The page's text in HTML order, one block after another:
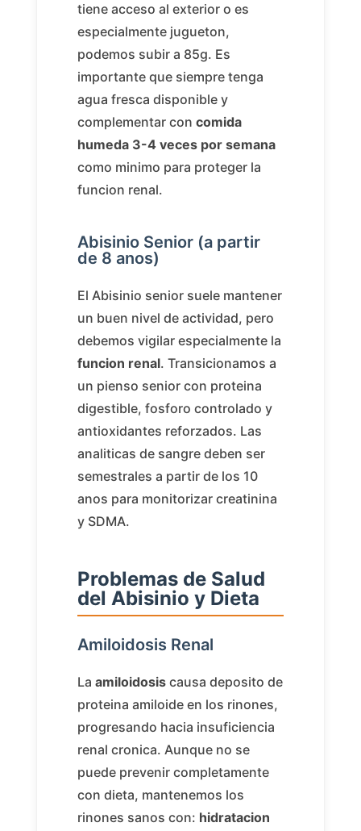
tiene acceso al exterior o es
especialmente jugueton,
podemos subir a 85g. Es
importante que siempre tenga
agua fresca disponible y
complementar con comida
humeda 3-4 veces por semana
como minimo para proteger la
funcion renal.
Abisinio Senior (a partir
de 8 anos)
El Abisinio senior suele mantener
un buen nivel de actividad, pero
debemos vigilar especialmente la
funcion renal. Transicionamos a
un pienso senior con proteina
digestible, fosforo controlado y
antioxidantes reforzados. Las
analiticas de sangre deben ser
semestrales a partir de los 10
anos para monitorizar creatinina
y SDMA.
Problemas de Salud
del Abisinio y Dieta
Amiloidosis Renal
La amiloidosiscausa deposito de
proteina amiloide en los rinones,
progresando hacia insuficiencia
renal cronica. Aunque no se
puede prevenir completamente
con dieta, mantenemos los
rinones sanos con: hidratacion